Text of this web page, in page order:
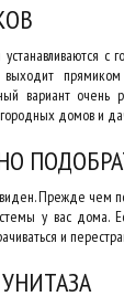
с
выходит
вариант очень
домов и
Прежде чем
у вас дома.
и